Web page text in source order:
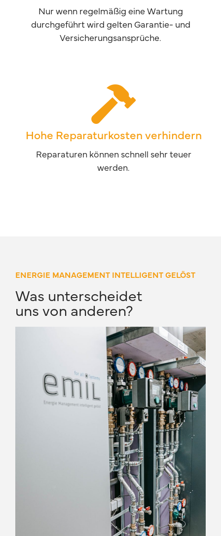
Nur wenn regelmäßig eine Wartung
durchgeführt wird gelten Garantie- und
Versicherungsansprüche.
Hohe Reparaturkosten verhindern
Reparaturen können schnell sehr teuer
werden.
ENERGIE MANAGEMENT INTELLIGENT GELÖST
Was unterscheidet
uns von anderen?